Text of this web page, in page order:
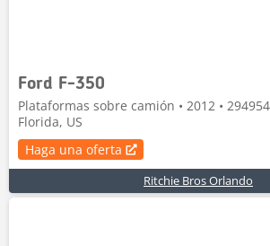
Ford F-350
Plataformas sobre camión • 2012 •
Florida, US
Haga una oferta
Ritchie Bros Orlando